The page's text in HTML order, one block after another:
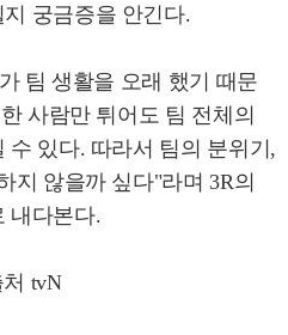
궁금증을 안긴다.
팀 생활을 오래 했기 때문
사람만 튀어도 팀 전체의
수 있다. 따라서 팀의 분위기,
지 않을까 싶다"라며 3R의
내다본다.
tvN